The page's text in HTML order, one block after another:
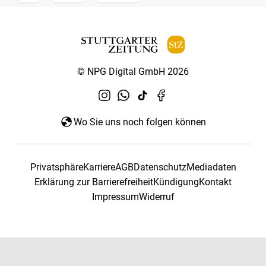
© NPG Digital GmbH 2026
Wo Sie uns noch folgen können
PrivatsphäreKarriereAGBDatenschutzMediadaten
Erklärung zur BarrierefreiheitKündigungKontakt
ImpressumWiderruf